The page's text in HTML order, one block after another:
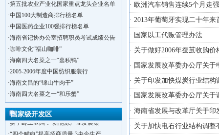
·第五批农业产业化国家重点龙头企业名单
·中国100大制造商排行榜名单
·中国医药企业100强排行榜名单
·海南省记协办公室招聘职员考试成绩公告
·咖啡文化“福山咖啡”
·海南四大名菜之一“嘉积鸭”
·2005-2006年度中国纺织服装行
·海南文昌的“锦山牛肉干”
·海南四大名菜之一“和乐蟹”
国家级开发区
洋浦不断延伸产业链，推进一批石化产业
海口今年将投入44.4亿元推进江东新
·新加坡海口国家高新区国际创新创业中心
·狮子岭工业园： 新能源产业发展集
“四个瞄向”提高招商质量,3央企生产
· 欧洲汽车销售连续5个月走强
· 2013年葡萄牙实现二十年
· 国家以工代赈管理办法
· 关于做好2006年蚕茧收购
· 国家发展改革委办公厅关
· 关于印发加快煤炭行业结
· 国家发展改革委办公厅关
· 海南省发展与改革厅关于
· 关于加快电石行业结构调整